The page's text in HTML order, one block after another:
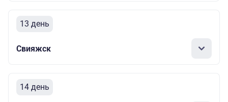
13 день
Свияжск
14 день